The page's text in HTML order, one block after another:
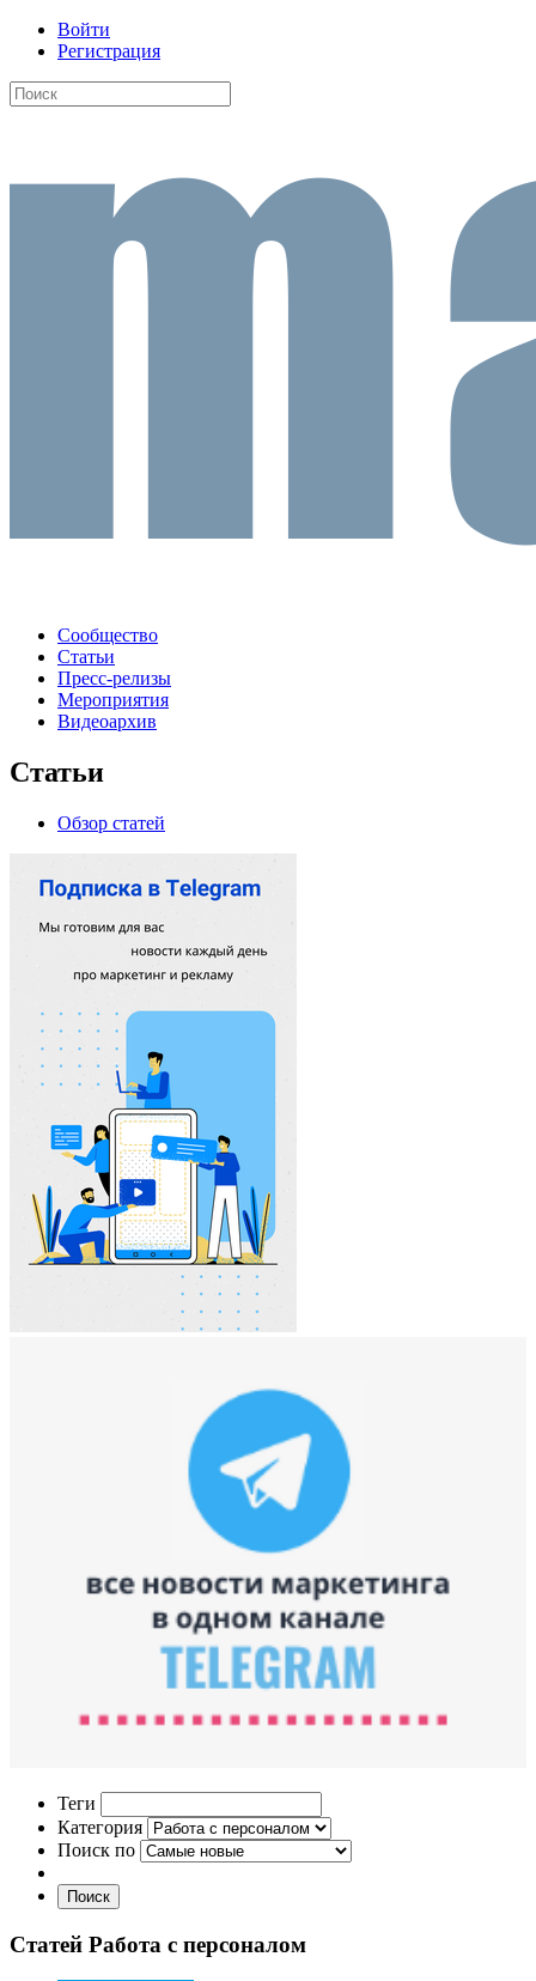
Войти
Регистрация
Сообщество
Статьи
Пресс-релизы
Мероприятия
Видеоархив
Статьи
Обзор статей
Теги
Категория
Поиск по
Поиск
Статей Работа с персоналом